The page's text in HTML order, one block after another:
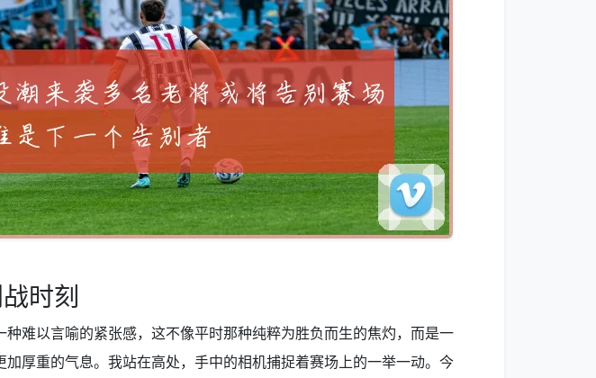
时刻
种难以言喻的紧张感，这不像平时那种纯粹为胜负而生的焦灼，而是一
加厚重的气息。我站在高处，手中的相机捕捉着赛场上的一举一动。今